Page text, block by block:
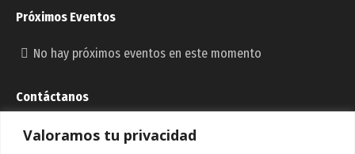
Valoramos tu privacidad
Próximos Eventos
No hay próximos eventos en este momento
Contáctanos
Dirección: